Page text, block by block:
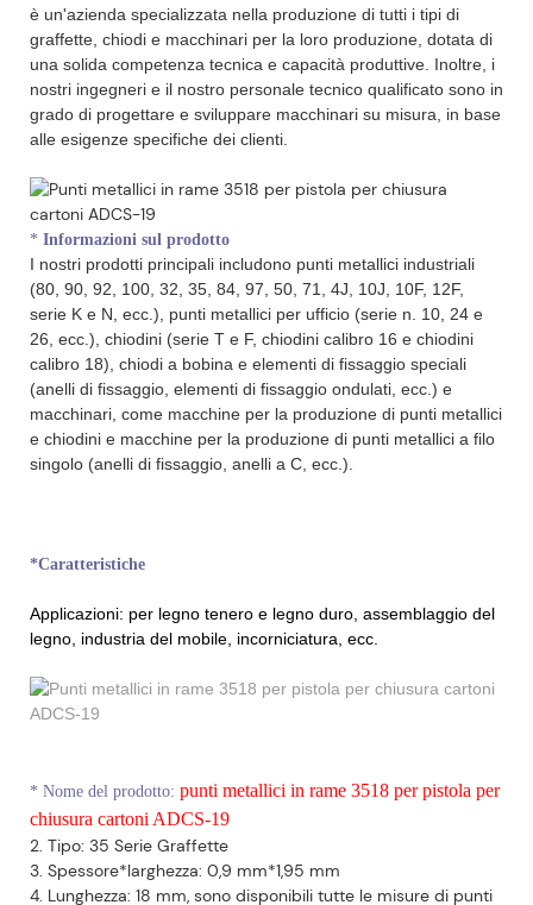
è un'azienda specializzata nella produzione di tutti i tipi di
graffette, chiodi e macchinari per la loro produzione, dotata di
una solida competenza tecnica e capacità produttive. Inoltre, i
nostri ingegneri e il nostro personale tecnico qualificato sono in
grado di progettare e sviluppare macchinari su misura, in base
alle esigenze specifiche dei clienti.
* Informazioni sul prodotto
I nostri prodotti principali includono punti metallici industriali
(80, 90, 92, 100, 32, 35, 84, 97, 50, 71, 4J, 10J, 10F, 12F,
serie K e N, ecc.), punti metallici per ufficio (serie n. 10, 24 e
26, ecc.), chiodini (serie T e F, chiodini calibro 16 e chiodini
calibro 18), chiodi a bobina e elementi di fissaggio speciali
(anelli di fissaggio, elementi di fissaggio ondulati, ecc.) e
macchinari, come macchine per la produzione di punti metallici
e chiodini e macchine per la produzione di punti metallici a filo
singolo (anelli di fissaggio, anelli a C, ecc.).
*Caratteristiche
Applicazioni: per legno tenero e legno duro, assemblaggio del
legno, industria del mobile, incorniciatura, ecc.
* Nome del prodotto: punti metallici in rame 3518 per pistola per
chiusura cartoni ADCS-19
2. Tipo: 35 Serie Graffette
3. Spessore*larghezza: 0,9 mm*1,95 mm
4. Lunghezza: 18 mm, sono disponibili tutte le misure di punti